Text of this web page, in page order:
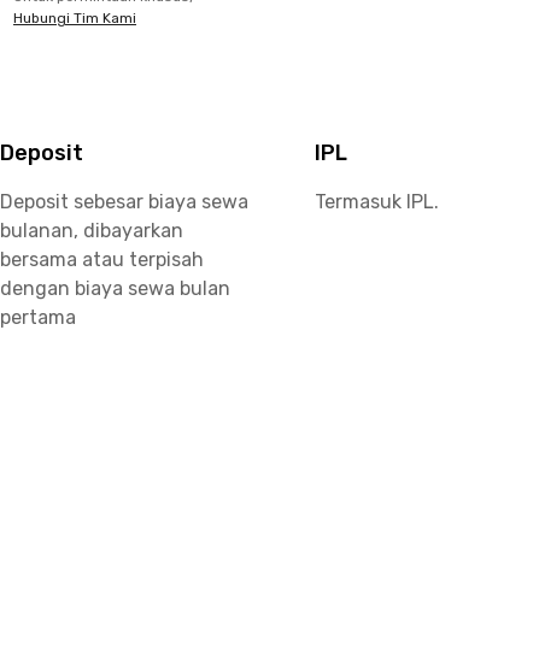
Hubungi Tim Kami
Deposit
Deposit sebesar biaya sewa
bulanan, dibayarkan
bersama atau terpisah
dengan biaya sewa bulan
pertama
IPL
Termasuk IPL.